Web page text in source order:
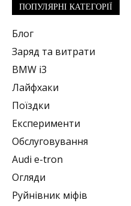
ПОПУЛЯРНІ КАТЕГОРІЇ
Блог
Заряд та витрати
BMW i3
Лайфхаки
Поїздки
Експерименти
Обслуговування
Audi e-tron
Огляди
Руйнівник міфів